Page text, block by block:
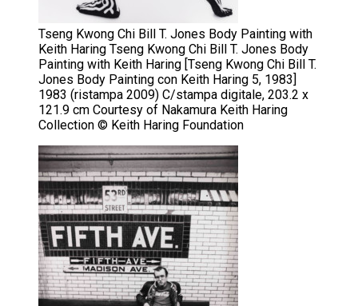
Tseng Kwong Chi Bill T. Jones Body Painting with
Keith Haring Tseng Kwong Chi Bill T. Jones Body
Painting with Keith Haring [Tseng Kwong Chi Bill T.
Jones Body Painting con Keith Haring 5, 1983]
1983 (ristampa 2009) C/stampa digitale, 203.2 x
121.9 cm Courtesy of Nakamura Keith Haring
Collection © Keith Haring Foundation